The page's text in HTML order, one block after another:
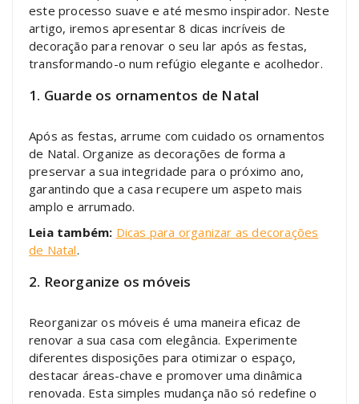
este processo suave e até mesmo inspirador. Neste
artigo, iremos apresentar 8 dicas incríveis de
decoração para renovar o seu lar após as festas,
transformando-o num refúgio elegante e acolhedor.
1. Guarde os ornamentos de Natal
Após as festas, arrume com cuidado os ornamentos
de Natal. Organize as decorações de forma a
preservar a sua integridade para o próximo ano,
garantindo que a casa recupere um aspeto mais
amplo e arrumado.
Leia também: Dicas para organizar as decorações
de Natal.
2. Reorganize os móveis
Reorganizar os móveis é uma maneira eficaz de
renovar a sua casa com elegância. Experimente
diferentes disposições para otimizar o espaço,
destacar áreas-chave e promover uma dinâmica
renovada. Esta simples mudança não só redefine o